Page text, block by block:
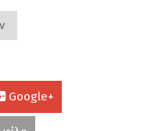
Google+